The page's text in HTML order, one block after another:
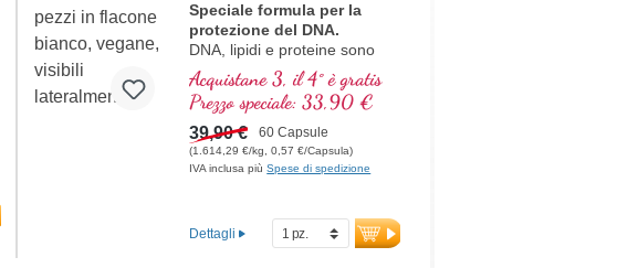
Speciale formula per la
protezione del DNA.
DNA, lipidi e proteine sono
componenti importanti delle
cellule. Proteggi le tue cellule
dallo stress ossidativo, con
preziose sostanze naturali.
Acquistane 3, il 4° è gratis
Prezzo speciale: 33,90 €
39,90 € 60 Capsule
(1.614,29 €/kg, 0,57 €/Capsula)
IVA inclusa piùSpese di spedizione
Dettagli